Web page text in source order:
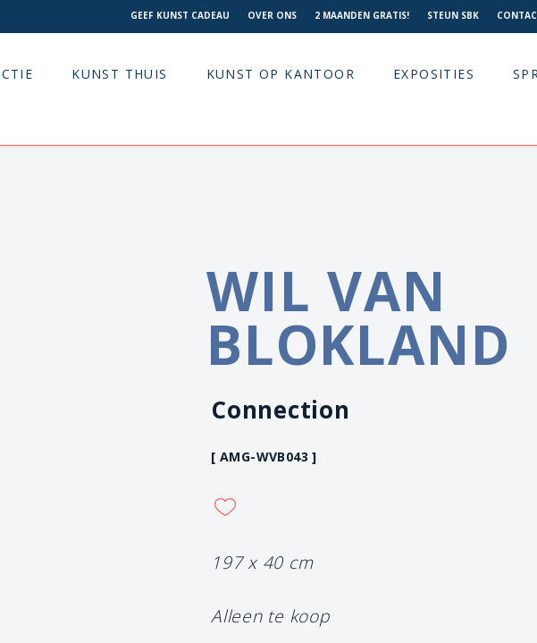
GEEF KUNST CADEAU OVER ONS 2 MAANDEN GRATIS! STEUN SBK
KUNST THUIS KUNST OP KANTOOR EXPOSITIES
WIL VAN
BLOKLAND
Connection
[ AMG-WVB043 ]
197 x 40 cm
Alleen te koop